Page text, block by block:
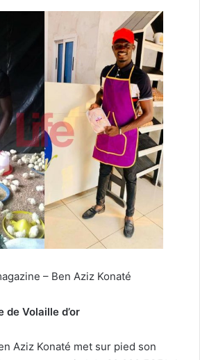
– Ben Aziz Konaté
de Volaille d’or
Aziz Konaté met sur pied son